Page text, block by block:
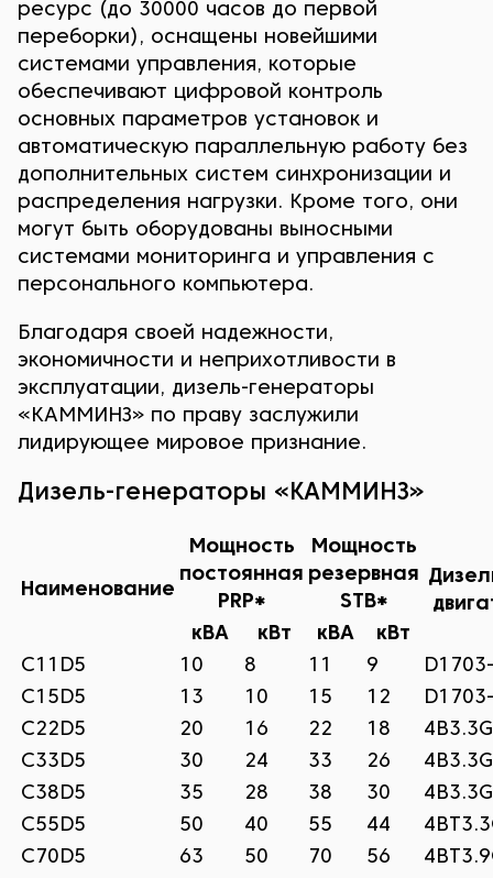
ресурс (до 30000 часов до первой
переборки), оснащены новейшими
системами управления, которые
обеспечивают цифровой контроль
основных параметров установок и
автоматическую параллельную работу без
дополнительных систем синхронизации и
распределения нагрузки. Кроме того, они
могут быть оборудованы выносными
системами мониторинга и управления с
персонального компьютера.
Благодаря своей надежности,
экономичности и неприхотливости в
эксплуатации, дизель-генераторы
«КАММИНЗ» по праву заслужили
лидирующее мировое признание.
Дизель-генераторы «КАММИНЗ»
Наименование
Мощность
постоянная
PRP*
Мощность
резервная
STB*
кВА
кВт кВА
кВт
C11D5
10 8 11 9
C15D5
13 10 15 12
C22D5
20 16 22 18
C33D5
30 24 33 26
C38D5
35 28 38 30
C55D5
50 40 55 44
C70D5
63 50 70 56